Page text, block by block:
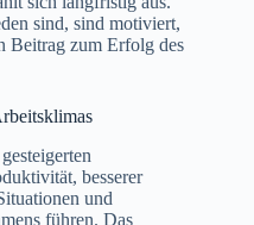
sind, sind motiviert,
Beitrag zum Erfolg des
besserer
und
führen. Das